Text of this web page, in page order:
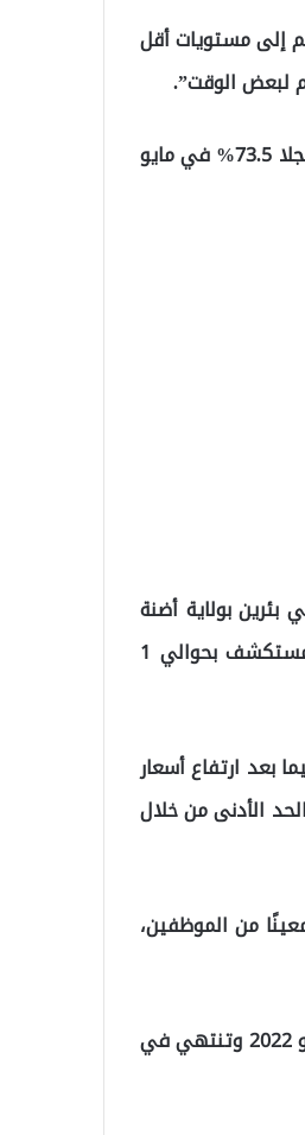
التضخم إلى مستويات أقل
وكان معدل التضخم السنوي في تركيا قد وصل إلى أعلى مستوياته في 24 عاما مسجلا 73.5% في مايو
بولاية أضنة
التركية بعد عمليات تنقيب متواصلة، حيث بلغت القيمة الاحتياطية لهذا النفاط المستكشف بحوالي 1
بعد ارتفاع أسعار
الأدنى من خلال
من الموظفين،
كما أعلن الرئيس أردوغان تمديد عطلة عيد الأضحى إلى 9 أيام، حيث تبدأ في 9 يوليو 2022 وتنتهي في